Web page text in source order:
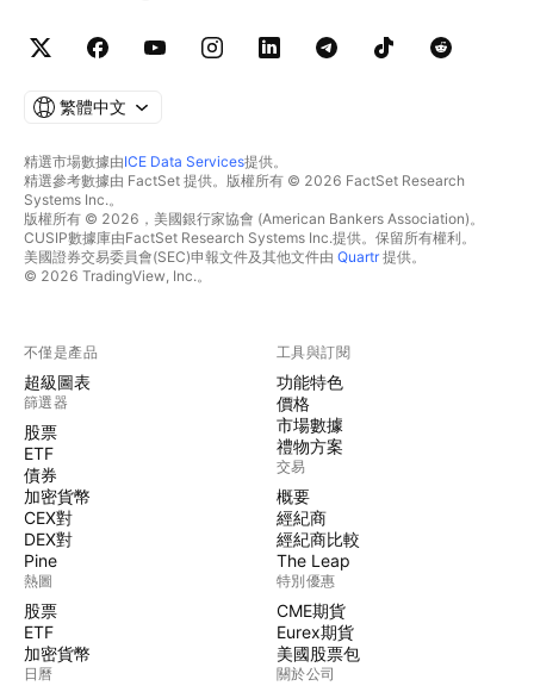
繁體中文
精選市場數據由ICE Data Services提供。
精選參考數據由 FactSet 提供。版權所有 © 2026 FactSet Research
Systems Inc.。
版權所有 © 2026，美國銀行家協會 (American Bankers Association)。
CUSIP數據庫由FactSet Research Systems Inc.提供。保留所有權利。
美國證券交易委員會(SEC)申報文件及其他文件由 Quartr提供。
© 2026 TradingView, Inc.。
不僅是產品
超級圖表
篩選器
股票
ETF
債券
加密貨幣
CEX對
DEX對
Pine
熱圖
股票
ETF
加密貨幣
日曆
工具與訂閱
功能特色
價格
市場數據
禮物方案
交易
概要
經紀商
經紀商比較
The Leap
特別優惠
CME期貨
Eurex期貨
美國股票包
關於公司